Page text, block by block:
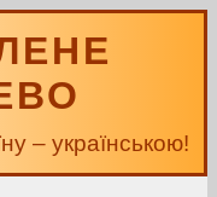
– українською!